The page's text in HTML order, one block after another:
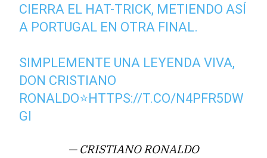
CIERRA EL HAT-TRICK, METIENDO ASÍ
A PORTUGAL EN OTRA FINAL.
SIMPLEMENTE UNA LEYENDA VIVA,
DON CRISTIANO
RONALDO⭐️HTTPS://T.CO/N4PFR5DW
GI
— CRISTIANO RONALDO